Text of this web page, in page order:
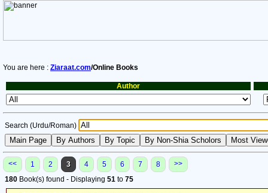
You are here : Ziaraat.com/Online Books
Author
Search (Urdu/Roman)
<< 1 2 3 4 5 6 7 8
>>
180 Book(s) found - Displaying 51 to 75